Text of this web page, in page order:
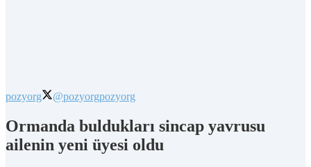
pozyorg @pozyorgpozyorg
Ormanda buldukları sincap yavrusu
ailenin yeni üyesi oldu